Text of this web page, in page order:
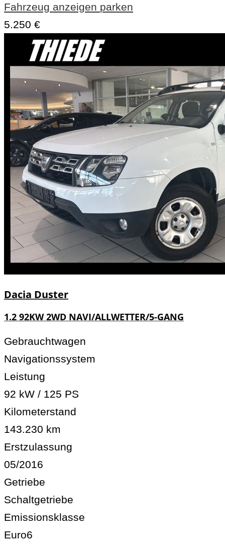
Fahrzeug anzeigen parken
5.250 €
Dacia Duster
1.2 92KW 2WD NAVI/ALLWETTER/5-GANG
Gebrauchtwagen
Navigationssystem
Leistung
92 kW / 125 PS
Kilometerstand
143.230 km
Erstzulassung
05/2016
Getriebe
Schaltgetriebe
Emissionsklasse
Euro6